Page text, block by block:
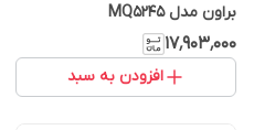
براون مدل MQ5245
۱۷٬۹۰۳٬۰۰۰
افزودن به سبد